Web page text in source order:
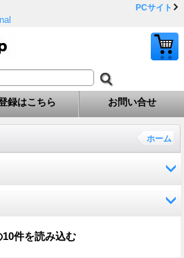
PCサイト
録はこちら お問い合せ
ホーム
10件を読み込む